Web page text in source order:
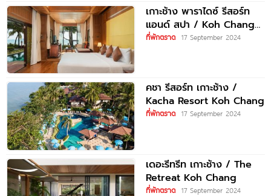
เกาะช้าง พาราไดซ์ รีสอร์ท
แอนด์ สปา / Koh Chang
Paradise Resort
ที่พักตราด 17 September 2024
คชา รีสอร์ท เกาะช้าง /
Kacha Resort Koh Chang
ที่พักตราด 17 September 2024
เดอะรีทรีท เกาะช้าง / The
Retreat Koh Chang
ที่พักตราด 17 September 2024